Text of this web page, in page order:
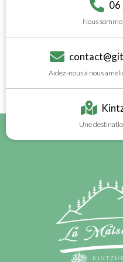
06
Nous
Aidez-nous à nous
Une